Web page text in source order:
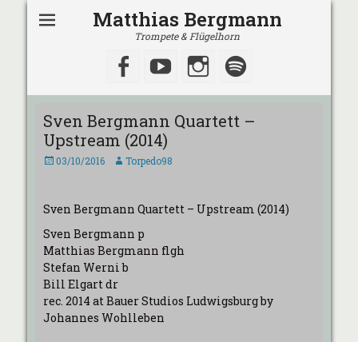
Matthias Bergmann
Trompete & Flügelhorn
Facebook
YouTubeInstagram
Sven Bergmann Quartett –
Upstream (2014)
Veröffentlicht
03/10/2016 AutorTorpedo98
Sven Bergmann Quartett – Upstream (2014)
Sven Bergmann p
Matthias Bergmann flgh
Stefan Werni b
Bill Elgart dr
rec. 2014 at Bauer Studios Ludwigsburg by
Johannes Wohlleben